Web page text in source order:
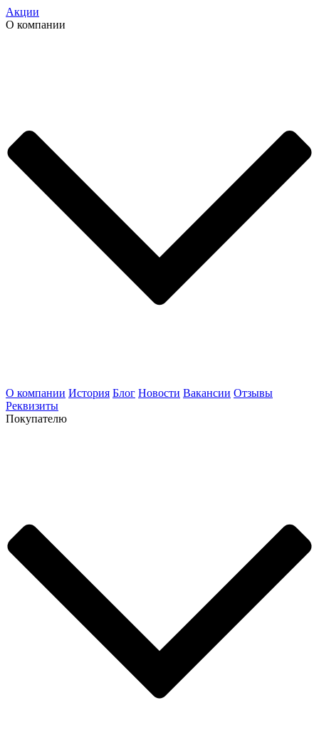
Акции
О компании
О компании История Блог Новости Вакансии Отзывы
Реквизиты
Покупателю